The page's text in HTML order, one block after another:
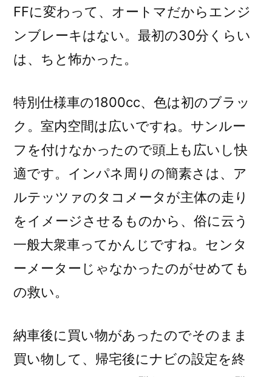
FFに変わって、オートマだからエンジ
ンブレーキはない。最初の30分くらい
は、ちと怖かった。
特別仕様車の1800cc、色は初のブラッ
ク。室内空間は広いですね。サンルー
フを付けなかったので頭上も広いし快
適です。インパネ周りの簡素さは、ア
ルテッツァのタコメータが主体の走り
をイメージさせるものから、俗に云う
一般大衆車ってかんじですね。センタ
ーメーターじゃなかったのがせめても
の救い。
納車後に買い物があったのでそのまま
買い物して、帰宅後にナビの設定を終